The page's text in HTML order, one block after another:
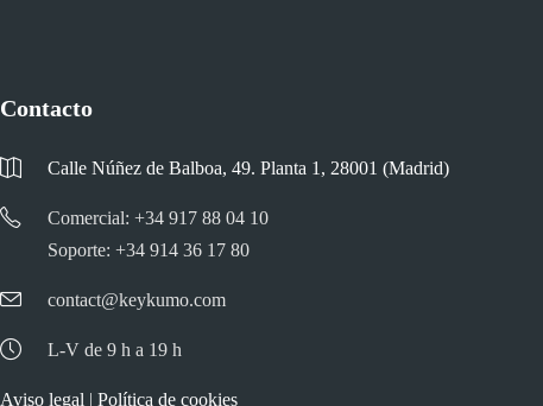
Contacto
Calle Núñez de Balboa, 49. Planta 1, 28001 (Madrid)
Comercial: +34 917 88 04 10
Soporte: +34 914 36 17 80
contact@keykumo.com
L-V de 9 h a 19 h
Aviso legal |Política de cookies